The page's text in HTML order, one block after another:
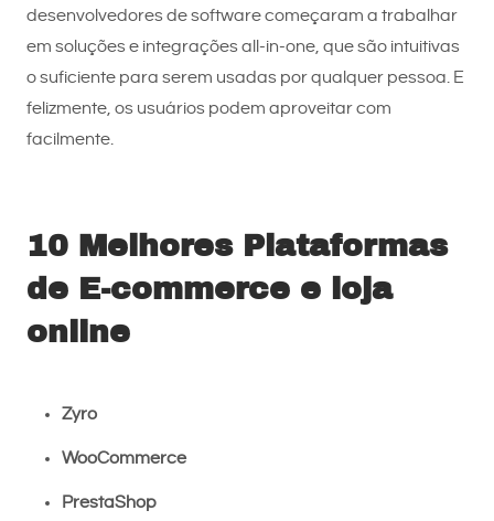
desenvolvedores de software começaram a trabalhar
em soluções e integrações all-in-one, que são intuitivas
o suficiente para serem usadas por qualquer pessoa. E
felizmente, os usuários podem aproveitar com
facilmente.
10 Melhores Plataformas
de E-commerce e loja
online
Zyro
WooCommerce
PrestaShop